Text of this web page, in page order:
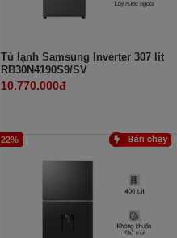
Tủ lạnh Samsung Inverter 307 lít
RB30N4190S9/SV
10.770.000đ
22%